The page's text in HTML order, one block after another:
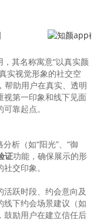
，其名称寓意“以真实颜
实视觉形象的社交空
，帮助用户在真实、透明
视第一印象和线下见面
靠起点。
析（如“阳光”、“御
证功能，确保展示的形
交印象。
跃时段、约会意向及
线下约会场景建议（如
鼓励用户在建立信任后